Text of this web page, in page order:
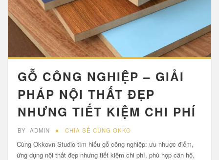
GỖ CÔNG NGHIỆP – GIẢI
PHÁP NỘI THẤT ĐẸP
NHƯNG TIẾT KIỆM CHI PHÍ
BY ADMIN CHIA SẺ CÙNG OKKO
Cùng Okkovn Studio tìm hiểu gỗ công nghiệp: ưu nhược điểm,
ứng dụng nội thất đẹp nhưng tiết kiệm chi phí, phù hợp căn hộ,